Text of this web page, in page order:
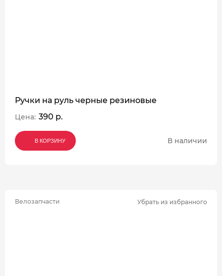
Ручки на руль черные резиновые
Цена: 390 р.
В КОРЗИНУ
В КОРЗИНУ
В КОРЗИНУ В наличии
Велозапчасти Убрать из избранного